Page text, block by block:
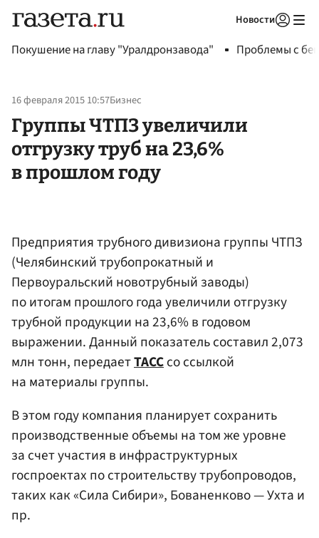
Новости
Покушение на главу "Уралдронзавода" Проблемы с
16 февраля 2015 10:57Бизнес
Группы ЧТПЗ увеличили
отгрузку труб на 23,6%
в прошлом году
Предприятия трубного дивизиона группы ЧТПЗ
(Челябинский трубопрокатный и
Первоуральский новотрубный заводы)
по итогам прошлого года увеличили отгрузку
трубной продукции на 23,6% в годовом
выражении. Данный показатель составил 2,073
млн тонн, передаетТАССсо ссылкой
на материалы группы.
В этом году компания планирует сохранить
производственные объемы на том же уровне
за счет участия в инфраструктурных
госпроектах по строительству трубопроводов,
таких как «Сила Сибири», Бованенково — Ухта и
пр.